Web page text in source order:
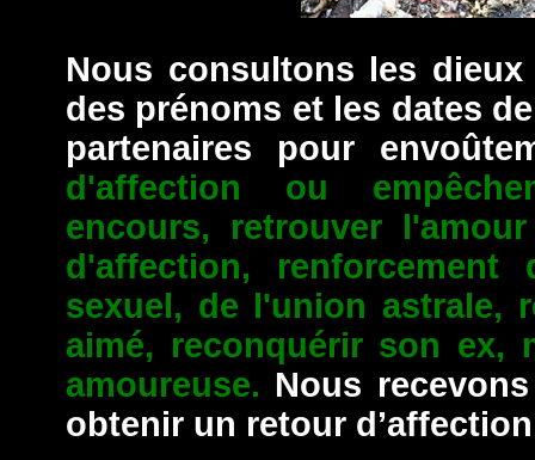
Nous consultons les
des prénoms et les dates
partenaires pour
d'affection ou
encours, retrouver
d'affection,
sexuel, de l'union astrale,
aimé, reconquérir son ex,
amoureuse. Nous
obtenir un retour